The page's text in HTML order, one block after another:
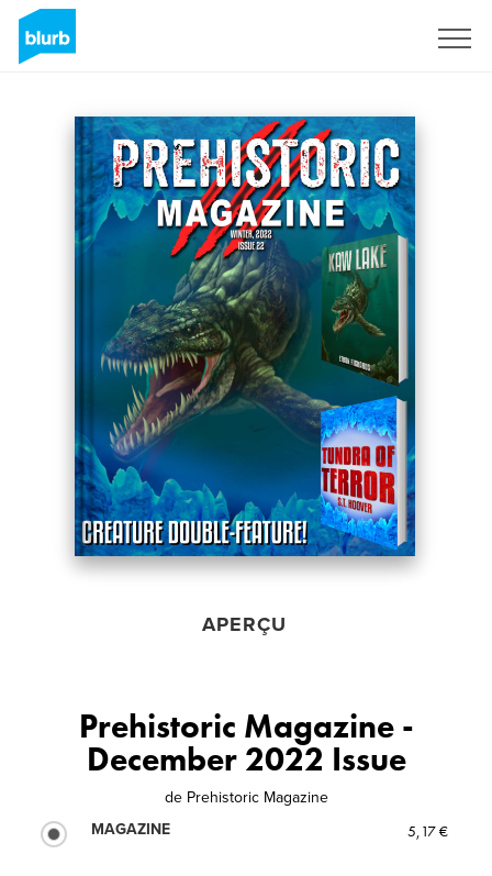
APERÇU
Prehistoric Magazine -
December 2022 Issue
de Prehistoric Magazine
MAGAZINE
5,17 €